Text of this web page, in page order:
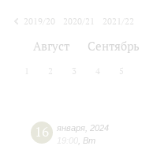
2019/20
2020/21 2021/22
Август Сентябрь
2 3 4 5
16 января 2024
19:00 Вт